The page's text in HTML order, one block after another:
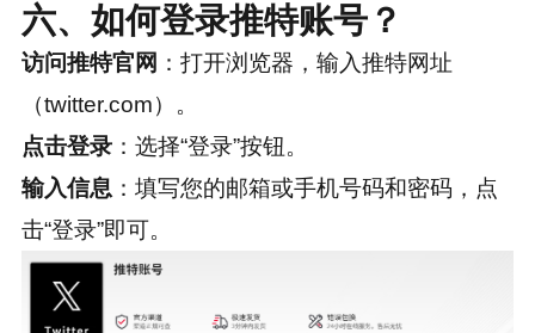
六、如何登录推特账号？
访问推特官网 ：打开浏览器，输入推特网址
（twitter.com）。
点击登录：选择“登录”按钮。
输入信息：填写您的邮箱或手机号码和密码，点
击“登录”即可。